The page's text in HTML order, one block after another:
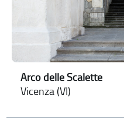
Arco delle Scalette
Vicenza (VI)